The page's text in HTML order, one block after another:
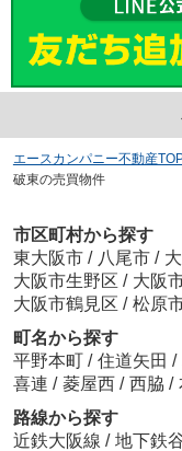
エースカンパニー不動産
破東の売買物件
市区町村から探す
東大阪市 / 八尾市 /
大阪市生野区 / 大阪
大阪市鶴見区 / 松原
町名から探す
平野本町 / 住道矢田 /
喜連 / 菱屋西 / 西脇 /
路線から探す
近鉄大阪線 / 地下鉄